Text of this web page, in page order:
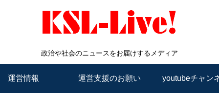
政治や社会のニュースをお届けするメディア
運営情報 運営支援のお願い youtubeチャン